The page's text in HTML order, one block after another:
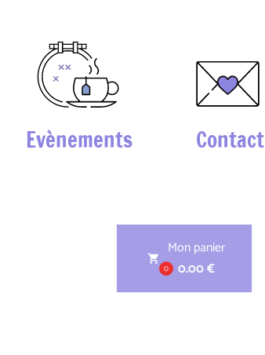
Evènements Contact
shopping_cart
0
Mon panier
0.00 €